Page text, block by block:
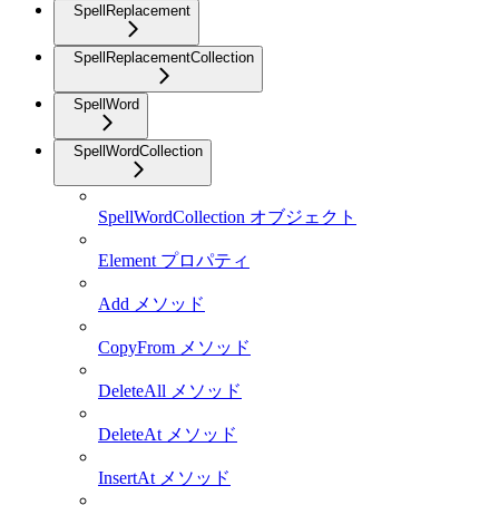
SpellReplacement
SpellReplacementCollection
SpellWord
SpellWordCollection
SpellWordCollection オブジェクト
Element プロパティ
Add メソッド
CopyFrom メソッド
DeleteAll メソッド
DeleteAt メソッド
InsertAt メソッド